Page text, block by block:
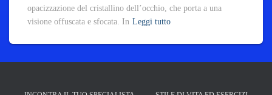
opacizzazione del cristallino dell’occhio, che porta a una
visione offuscata e sfocata. In Leggi tutto